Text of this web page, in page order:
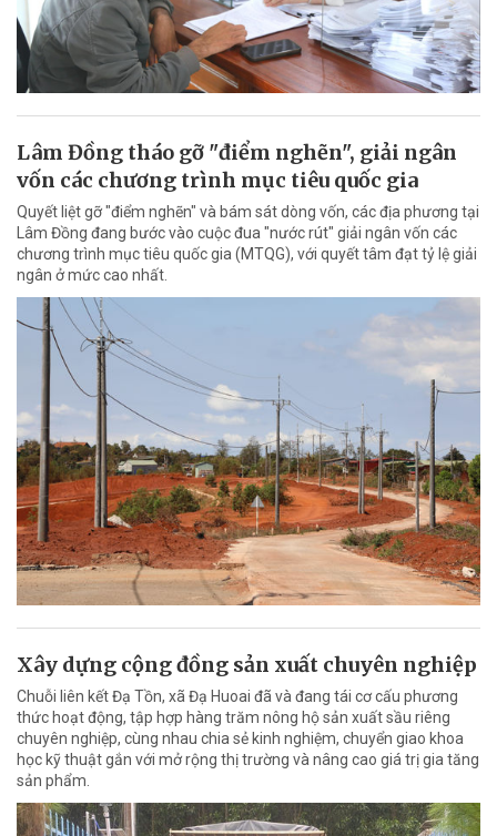
Lâm Đồng tháo gỡ "điểm nghẽn", giải ngân
vốn các chương trình mục tiêu quốc gia
Quyết liệt gỡ "điểm nghẽn" và bám sát dòng vốn, các địa phương tại
Lâm Đồng đang bước vào cuộc đua "nước rút" giải ngân vốn các
chương trình mục tiêu quốc gia (MTQG), với quyết tâm đạt tỷ lệ giải
ngân ở mức cao nhất.
Xây dựng cộng đồng sản xuất chuyên nghiệp
Chuỗi liên kết Đạ Tồn, xã Đạ Huoai đã và đang tái cơ cấu phương
thức hoạt động, tập hợp hàng trăm nông hộ sản xuất sầu riêng
chuyên nghiệp, cùng nhau chia sẻ kinh nghiệm, chuyển giao khoa
học kỹ thuật gắn với mở rộng thị trường và nâng cao giá trị gia tăng
sản phẩm.